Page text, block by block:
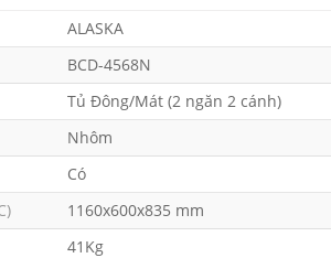
ALASKA
BCD-4568N
Tủ Đông/Mát (2 ngăn 2 cánh)
Nhôm
Có
1160x600x835 mm
41Kg